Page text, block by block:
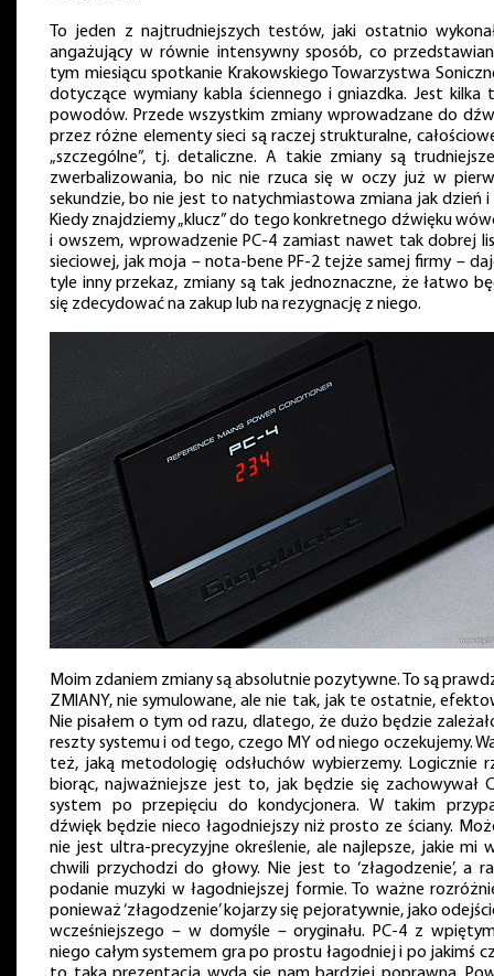
To jeden z najtrudniejszych testów, jaki ostatnio
angażujący w równie intensywny sposób, co
tym miesiącu spotkanie Krakowskiego Towarzystwa
dotyczące wymiany kabla ściennego i gniazdka. Jest kilka
powodów. Przede wszystkim zmiany wprowadzane do
przez różne elementy sieci są raczej strukturalne,
„szczególne”, tj. detaliczne. A takie zmiany są
zwerbalizowania, bo nic nie rzuca się w oczy już w
sekundzie, bo nie jest to natychmiastowa zmiana jak dzień i
Kiedy znajdziemy „klucz” do tego konkretnego dźwięku
i owszem, wprowadzenie PC-4 zamiast nawet tak dobrej
sieciowej, jak moja – nota-bene PF-2 tejże samej firmy –
tyle inny przekaz, zmiany są tak jednoznaczne, że łatwo
się zdecydować na zakup lub na rezygnację z niego.
Moim zdaniem zmiany są absolutnie pozytywne. To są
ZMIANY, nie symulowane, ale nie tak, jak te ostatnie,
Nie pisałem o tym od razu, dlatego, że dużo będzie
reszty systemu i od tego, czego MY od niego oczekujemy.
też, jaką metodologię odsłuchów wybierzemy. Logicznie
biorąc, najważniejsze jest to, jak będzie się zachowywał
system po przepięciu do kondycjonera. W takim
dźwięk będzie nieco łagodniejszy niż prosto ze ściany.
nie jest ultra-precyzyjne określenie, ale najlepsze, jakie mi
chwili przychodzi do głowy. Nie jest to ‘złagodzenie’, a
podanie muzyki w łagodniejszej formie. To ważne
ponieważ ‘złagodzenie’ kojarzy się pejoratywnie, jako
wcześniejszego – w domyśle – oryginału. PC-4 z
niego całym systemem gra po prostu łagodniej i po jakimś